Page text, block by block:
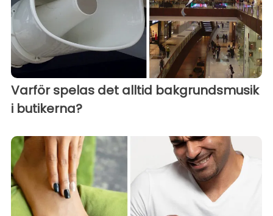
Varför spelas det alltid bakgrundsmusik
i butikerna?